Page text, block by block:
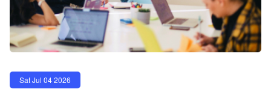
Sat Jul 04 2026